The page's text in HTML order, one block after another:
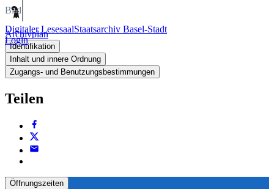
Digitaler LesesaalStaatsarchiv Basel-Stadt
Login
Bild
Archivplan
Identifikation
Inhalt und innere Ordnung
Zugangs- und Benutzungsbestimmungen
Teilen
Öffnungszeiten